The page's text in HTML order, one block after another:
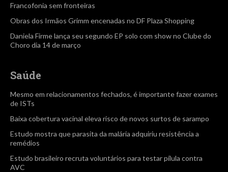
Francofonia sem fronteiras
Obras dos Irmãos Grimm encenadas no DF Plaza Shopping
Daniela Firme lança seu segundo EP solo com show no Clube do
Choro dia 14 de março
Saúde
Mesmo em relacionamentos fechados, é importante fazer exames
de ISTs
Baixa cobertura vacinal eleva risco de novos surtos de sarampo
Estudo mostra que parasita da malária adquiriu resistência a
remédios
Estudo brasileiro recruta voluntários para testar pílula contra
AVC